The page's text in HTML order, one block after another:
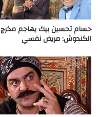
حسام تحسين بيك يهاجم مخرج
الكندوش: مريض نفسي